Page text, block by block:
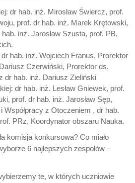
dr hab. inż. Mirosław Świercz, prof.
prof. dr hab. inż. Marek Krętowski,
inż. Jarosław Szusta, prof. PB,
hab. inż. Wojciech Franus, Prorektor
Czerwiński, Prorektor ds.
dr hab. inż. Dariusz Zieliński
dr hab. inż. Lesław Gniewek, prof.
prof. dr hab. inż. Jarosław Sęp,
Współpracy z Otoczeniem , dr hab.
PRz, Koordynator obszaru Nauka.
komisja konkursowa? Co miało
6 najlepszych zespołów –
te, w których uczniowie